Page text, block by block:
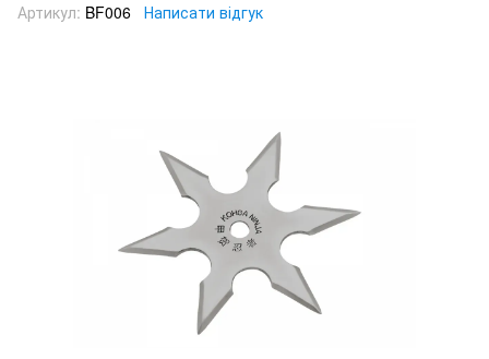
Артикул: BF006 Написати відгук